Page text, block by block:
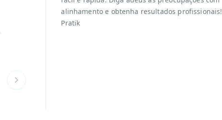
alinhamento e obtenha resultados profissionais!
Pratik